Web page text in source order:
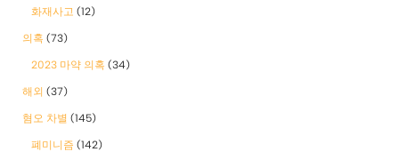
화재사고 (12)
의혹 (73)
2023 마약 의혹 (34)
해외 (37)
혐오 차별 (145)
폐미니즘 (142)